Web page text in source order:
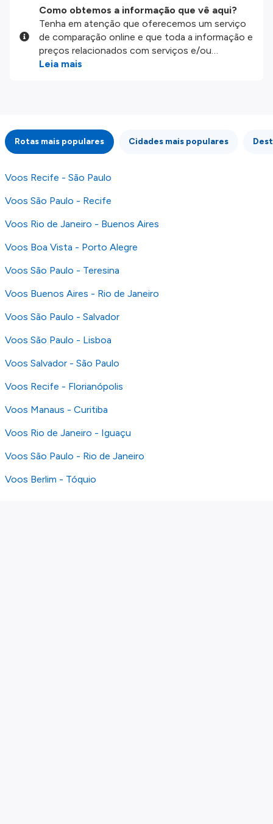
Como obtemos a informação que vê aqui?
Tenha em atenção que oferecemos um serviço
de comparação online e que toda a informação e
preços relacionados com serviços e/ou
produtos disponíveis no nosso website são
integridade ou pela precisão da informação
publicada, por isso verifique com atenção todas
as condições no website do parceiro antes de
os nossos Termos e Condições
Leia mais
Rotas mais populares Cidades mais populares
Voos Recife - São Paulo
Voos São Paulo - Recife
Voos Rio de Janeiro - Buenos Aires
Voos Boa Vista - Porto Alegre
Voos São Paulo - Teresina
Voos Buenos Aires - Rio de Janeiro
Voos São Paulo - Salvador
Voos São Paulo - Lisboa
Voos Salvador - São Paulo
Voos Recife - Florianópolis
Voos Manaus - Curitiba
Voos Rio de Janeiro - Iguaçu
Voos São Paulo - Rio de Janeiro
Voos Berlim - Tóquio